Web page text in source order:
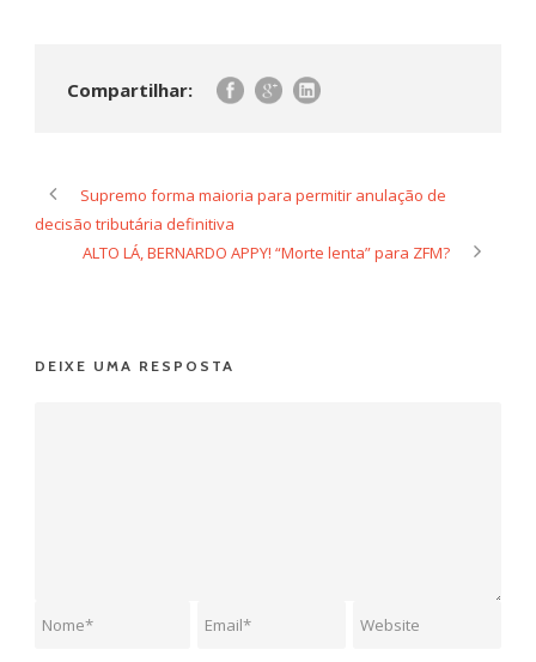
Compartilhar:
Supremo forma maioria para permitir anulação de
decisão tributária definitiva
ALTO LÁ, BERNARDO APPY! “Morte lenta” para ZFM?
DEIXE UMA RESPOSTA